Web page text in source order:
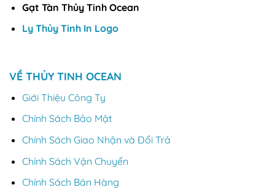
Gạt Tàn Thủy Tinh Ocean
Ly Thủy Tinh In Logo
VỀ THỦY TINH OCEAN
Giới Thiệu Công Ty
Chính Sách Bảo Mật
Chính Sách Giao Nhận và Đổi Trả
Chính Sách Vận Chuyển
Chính Sách Bán Hàng